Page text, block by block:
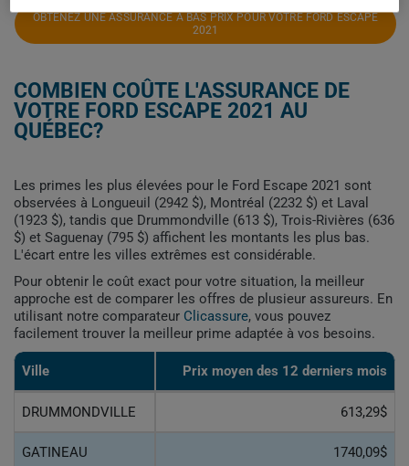
OBTENEZ UNE ASSURANCE À BAS PRIX POUR VOTRE FORD ESCAPE
2021
COMBIEN COÛTE L'ASSURANCE DE
VOTRE FORD ESCAPE 2021 AU
QUÉBEC?
Les primes les plus élevées pour le Ford Escape 2021 sont
observées à Longueuil (2942 $), Montréal (2232 $) et Laval
(1923 $), tandis que Drummondville (613 $), Trois-Rivières (636
$) et Saguenay (795 $) affichent les montants les plus bas.
L'écart entre les villes extrêmes est considérable.
Pour obtenir le coût exact pour votre situation, la meilleur
approche est de comparer les offres de plusieur assureurs. En
utilisant notre comparateur Clicassure, vous pouvez
facilement trouver la meilleur prime adaptée à vos besoins.
Ville Prix ​​moyen des 12 derniers mois
DRUMMONDVILLE 613,29$
GATINEAU 1740,09$